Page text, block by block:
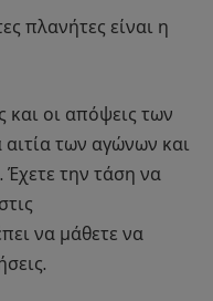
πλανήτες είναι η
οι απόψεις των
των αγώνων και
την τάση να
να μάθετε να